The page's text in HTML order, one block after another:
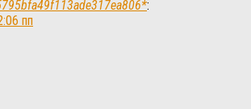
:
пп